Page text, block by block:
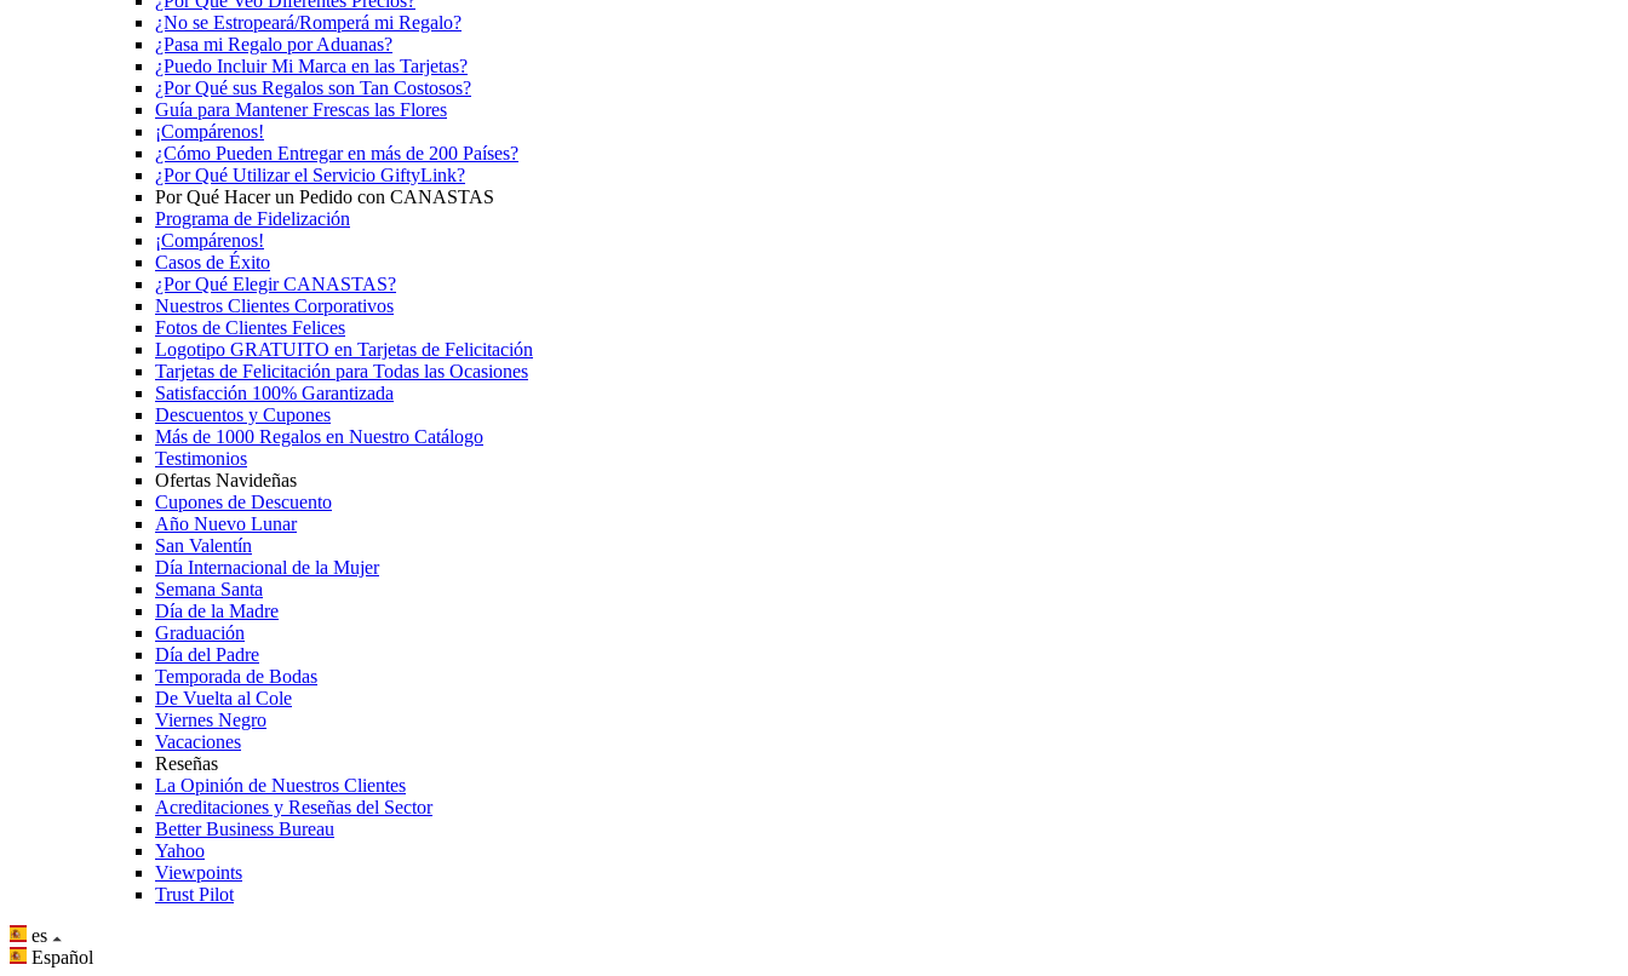
¿No se Estropeará/Romperá mi Regalo?
¿Pasa mi Regalo por Aduanas?
¿Puedo Incluir Mi Marca en las Tarjetas?
¿Por Qué sus Regalos son Tan Costosos?
Guía para Mantener Frescas las Flores
¡Compárenos!
¿Cómo Pueden Entregar en más de 200 Países?
¿Por Qué Utilizar el Servicio GiftyLink?
Por Qué Hacer un Pedido con CANASTAS
Programa de Fidelización
¡Compárenos!
Casos de Éxito
¿Por Qué Elegir CANASTAS?
Nuestros Clientes Corporativos
Fotos de Clientes Felices
Logotipo GRATUITO en Tarjetas de Felicitación
Tarjetas de Felicitación para Todas las Ocasiones
Satisfacción 100% Garantizada
Descuentos y Cupones
Más de 1000 Regalos en Nuestro Catálogo
Testimonios
Ofertas Navideñas
Cupones de Descuento
Año Nuevo Lunar
San Valentín
Día Internacional de la Mujer
Semana Santa
Día de la Madre
Graduación
Día del Padre
Temporada de Bodas
De Vuelta al Cole
Viernes Negro
Vacaciones
Reseñas
La Opinión de Nuestros Clientes
Acreditaciones y Reseñas del Sector
Better Business Bureau
Yahoo
Viewpoints
Trust Pilot
es
Español